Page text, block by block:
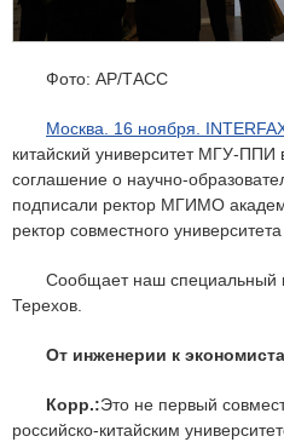
Фото: АР/ТАСС
Москва. 16 ноября.
китайский университет МГУ-ППИ
соглашение о научно-
подписали ректор МГИМО
ректор совместного
Сообщает наш специальный
Терехов.
От инженерии к
Корр.:Это не первый
российско-китайским